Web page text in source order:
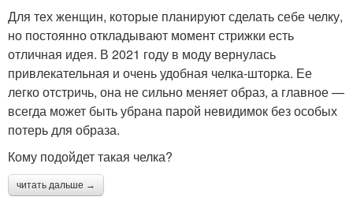
Для тех женщин, которые планируют сделать себе челку,
но постоянно откладывают момент стрижки есть
отличная идея. В 2021 году в моду вернулась
привлекательная и очень удобная челка-шторка. Ее
легко отстричь, она не сильно меняет образ, а главное —
всегда может быть убрана парой невидимок без особых
потерь для образа.
Кому подойдет такая челка?
читать дальше →